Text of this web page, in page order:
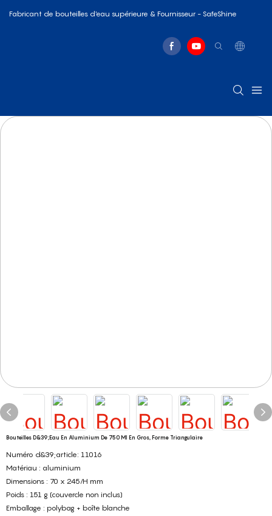
Fabricant de bouteilles d'eau supérieure & Fournisseur - SafeShine
Bouteilles D&39;eau En Aluminium De 750 Ml En Gros, Forme Triangulaire
Numéro d&39;article: 11016
Matériau : aluminium
Dimensions : 70 x 245/H mm
Poids : 151 g (couvercle non inclus)
Emballage : polybag + boîte blanche